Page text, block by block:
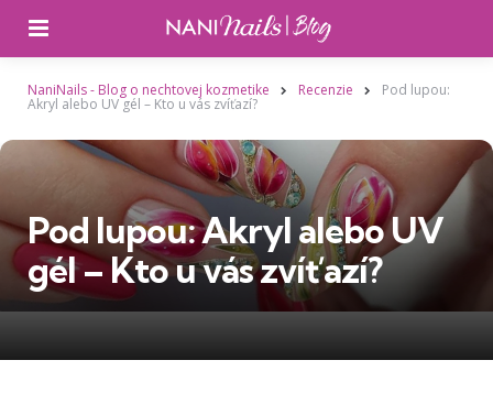
NaniNails - Blog o nechtovej kozmetike Recenzie Pod lupou:
Akryl alebo UV gél – Kto u vás zvíťazí?
Pod lupou: Akryl alebo UV
gél – Kto u vás zvíťazí?